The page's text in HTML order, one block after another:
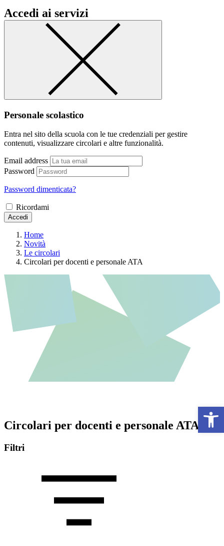
Accedi ai servizi
Personale scolastico
Entra nel sito della scuola con le tue credenziali per gestire
contenuti, visualizzare circolari e altre funzionalità.
Email address
Password
Password dimenticata?
Ricordami
Accedi
Home
Novità
Le circolari
Circolari per docenti e personale ATA
Circolari per docenti e personale ATA
Filtri